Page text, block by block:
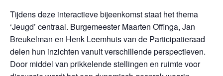
Tijdens deze interactieve bijeenkomst staat het thema
‘Jeugd’ centraal. Burgemeester Maarten Offinga, Jan
Breukelman en Henk Leemhuis van de Participatieraad
delen hun inzichten vanuit verschillende perspectieven.
Door middel van prikkelende stellingen en ruimte voor